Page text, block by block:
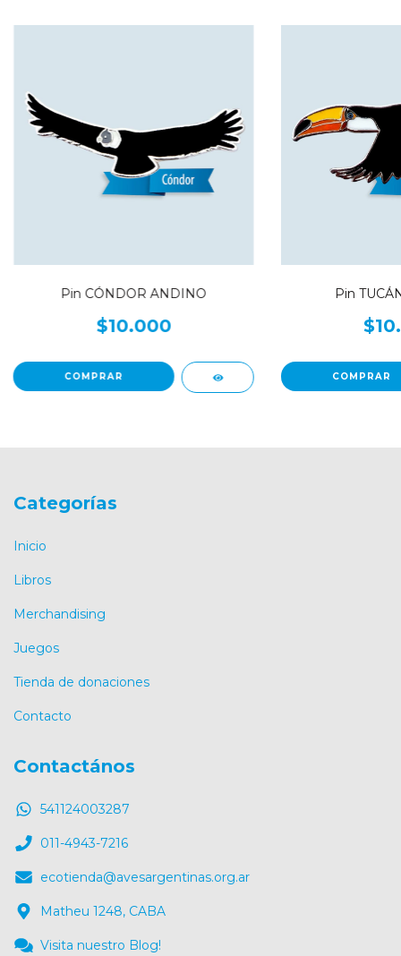
Pin CÓNDOR ANDINO
$10.000
Pin
Categorías
Inicio
Libros
Merchandising
Juegos
Tienda de donaciones
Contacto
Contactános
541124003287
011-4943-7216
ecotienda@avesargentinas.org.ar
Matheu 1248, CABA
Visita nuestro Blog!